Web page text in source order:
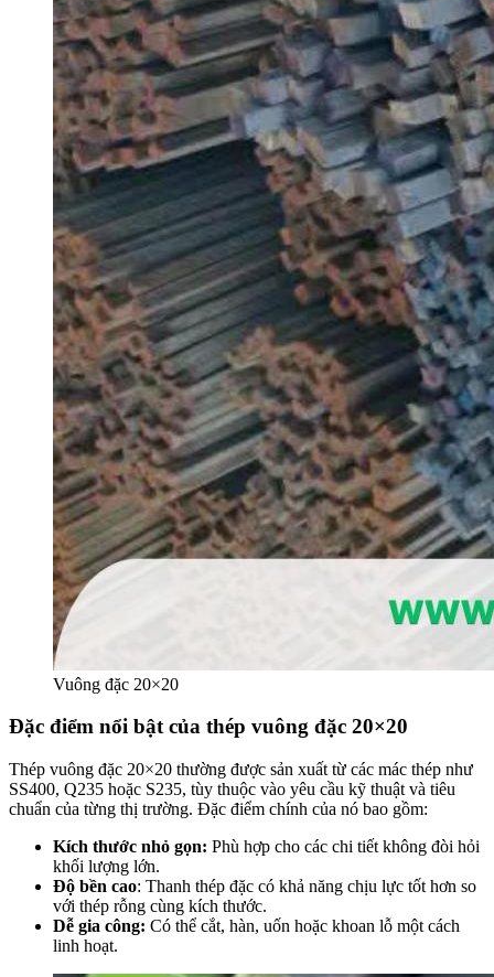
Vuông đặc 20×20
Đặc điểm nổi bật của thép vuông đặc 20×20
Thép vuông đặc 20×20 thường được sản xuất từ các mác thép như
SS400, Q235 hoặc S235, tùy thuộc vào yêu cầu kỹ thuật và tiêu
chuẩn của từng thị trường. Đặc điểm chính của nó bao gồm:
Kích thước nhỏ gọn: Phù hợp cho các chi tiết không đòi hỏi
khối lượng lớn.
Độ bền cao: Thanh thép đặc có khả năng chịu lực tốt hơn so
với thép rỗng cùng kích thước.
Dễ gia công: Có thể cắt, hàn, uốn hoặc khoan lỗ một cách
linh hoạt.